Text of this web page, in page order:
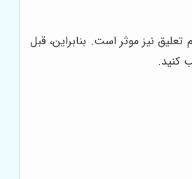
نیز موثر است. بنابراین، قبل
کنید.